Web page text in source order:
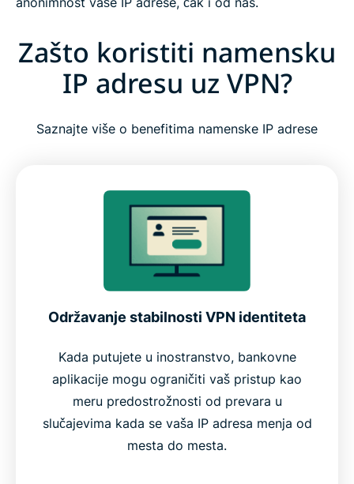
Šta ljudi kažu o ExpressVPN-u
Najčešće postavljana pitanja: O Namenskoj IP
adresi VPN-a
Isprobajte ExpressVPN uz namensku IP adresu,
Zašto se ExpressVPN-ova Namenska IP adresa
Zašto koristiti namensku
IP adresu uz VPN?
Saznajte više o benefitima namenske IP adrese
Održavanje stabilnosti VPN identiteta
Kada putujete u inostranstvo, bankovne
aplikacije mogu ograničiti vaš pristup kao
meru predostrožnosti od prevara u
slučajevima kada se vaša IP adresa menja od
mesta do mesta.